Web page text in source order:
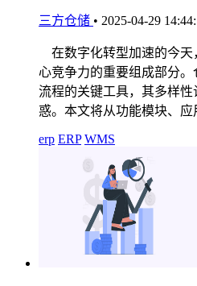
三方仓储 • 2025-04-29
在数字化转型加速的今天
心竞争力的重要组成部分。
流程的关键工具，其多样
惑。本文将从功能模块、
erp ERP WMS